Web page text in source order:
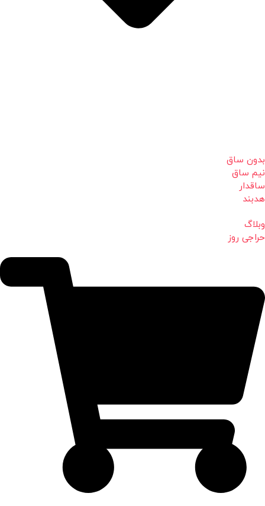
بدون ساق
نیم ساق
ساقدار
هدبند
وبلاگ
حراجی روز